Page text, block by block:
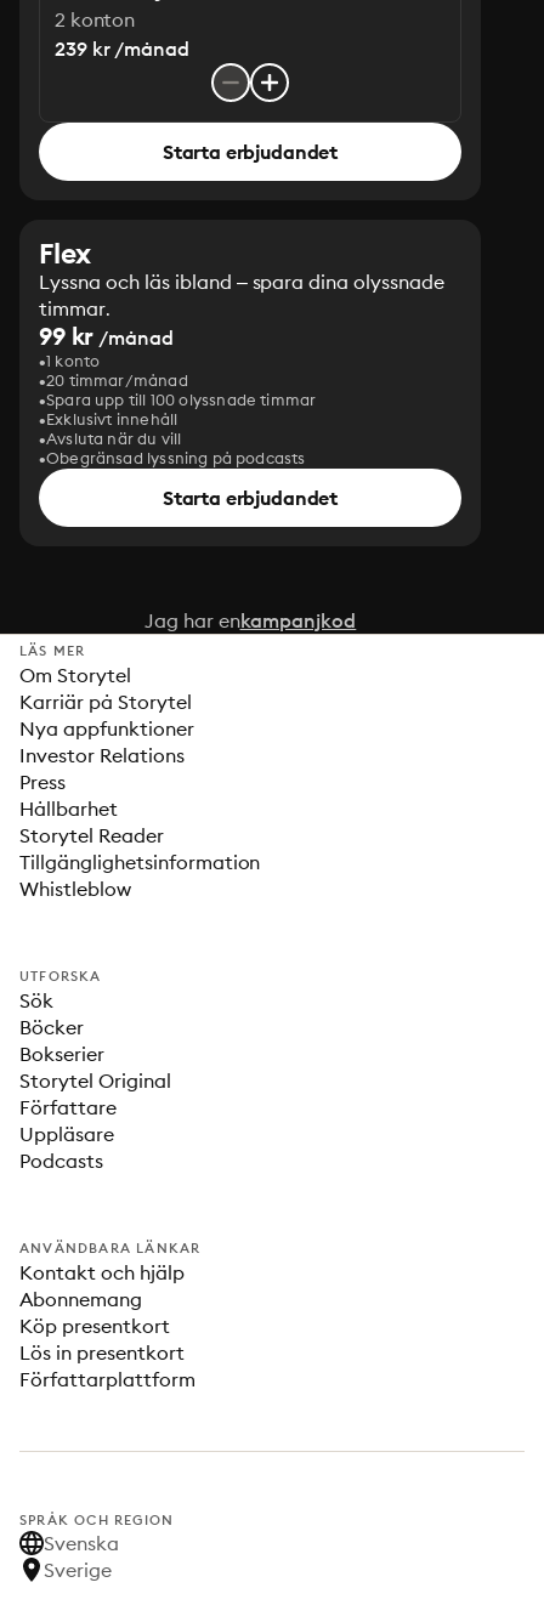
2 konton
239 kr /månad
Starta erbjudandet
Flex
Lyssna och läs ibland – spara dina olyssnade
timmar.
99 kr /månad
1 konto
20 timmar/månad
Spara upp till 100 olyssnade timmar
Exklusivt innehåll
Avsluta när du vill
Obegränsad lyssning på podcasts
Starta erbjudandet
Jag har enkampanjkod
LÄS MER
Om Storytel
Karriär på Storytel
Nya appfunktioner
Investor Relations
Press
Hållbarhet
Storytel Reader
Tillgänglighetsinformation
Whistleblow
UTFORSKA
Sök
Böcker
Bokserier
Storytel Original
Författare
Uppläsare
Podcasts
ANVÄNDBARA LÄNKAR
Kontakt och hjälp
Abonnemang
Köp presentkort
Lös in presentkort
Författarplattform
SPRÅK OCH REGION
Svenska
Sverige